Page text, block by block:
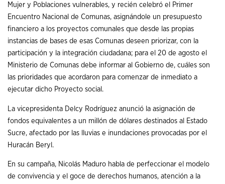
Mujer y Poblaciones vulnerables, y recién celebró el Primer
Encuentro Nacional de Comunas, asignándole un presupuesto
financiero a los proyectos comunales que desde las propias
instancias de bases de esas Comunas deseen priorizar, con la
participación y la integración ciudadana; para el 20 de agosto el
Ministerio de Comunas debe informar al Gobierno de, cuáles son
las prioridades que acordaron para comenzar de inmediato a
ejecutar dicho Proyecto social.
La vicepresidenta Delcy Rodríguez anunció la asignación de
fondos equivalentes a un millón de dólares destinados al Estado
Sucre, afectado por las lluvias e inundaciones provocadas por el
Huracán Beryl.
En su campaña, Nicolás Maduro habla de perfeccionar el modelo
de convivencia y el goce de derechos humanos, atención a la